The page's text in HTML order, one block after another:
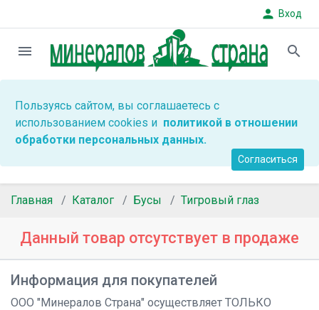
person Вход
menu search
Пользуясь сайтом, вы соглашаетесь с
использованием cookies и политикой в отношении
обработки персональных данных.
Согласиться
Главная Каталог Бусы Тигровый глаз
Данный товар отсутствует в продаже
Информация для покупателей
ООО "Минералов Страна" осуществляет ТОЛЬКО